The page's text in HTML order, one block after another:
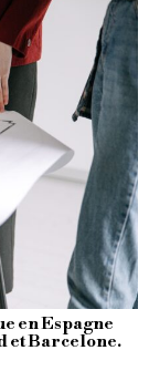
en Espagne
et Barcelone.